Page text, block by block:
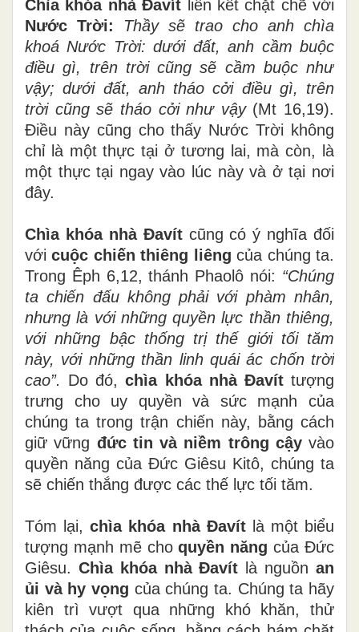
Chìa khóa nhà Đavít liên kết chặt chẽ với
Nước Trời:
Thầy sẽ trao cho anh chìa
khoá Nước Trời: dưới đất, anh cầm buộc
điều gì, trên trời cũng sẽ cầm buộc như
vậy; dưới đất, anh tháo cởi điều gì, trên
trời cũng sẽ tháo cởi như vậy (Mt 16,19).
Điều này cũng cho thấy Nước Trời không
chỉ là một thực tại ở tương lai, mà còn, là
một thực tại ngay vào lúc này và ở tại nơi
đây.
Chìa khóa nhà Đavítcũng có ý nghĩa đối
vớicuộc chiến thiêng liêng của chúng ta.
Trong Êph 6,12, thánh Phaolô nói: “Chúng
ta chiến đấu không phải với phàm nhân,
nhưng là với những quyền lực thần thiêng,
với những bậc thống trị thế giới tối tăm
này, với những thần linh quái ác chốn trời
cao”. Do đó, chìa khóa nhà Đavíttượng
trưng cho uy quyền và sức mạnh của
chúng ta trong trận chiến này, bằng cách
giữ vững đức tin và niềm trông cậyvào
quyền năng của Đức Giêsu Kitô, chúng ta
sẽ chiến thắng được các thế lực tối tăm.
Tóm lại,chìa khóa nhà Đavítlà một biểu
tượng mạnh mẽ choquyền năng của Đức
Giêsu. Chìa khóa nhà Đavít là nguồnan
ủi và hy vọng của chúng ta. Chúng ta hãy
kiên trì vượt qua những khó khăn, thử